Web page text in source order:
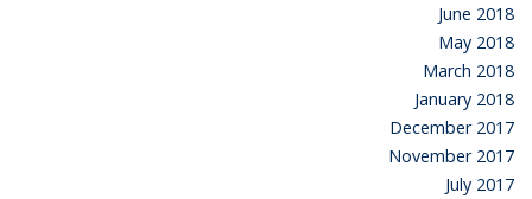
June 2018
May 2018
March 2018
January 2018
December 2017
November 2017
July 2017